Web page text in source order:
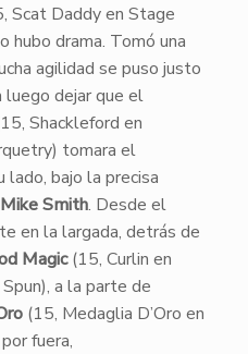
Scat Daddy en Stage
hubo drama. Tomó una
agilidad se puso justo
dejar que el
Shackleford en
tomara el
lado, bajo la precisa
Mike Smith. Desde el
en la largada, detrás de
Magic(15, Curlin en
a la parte de
(15, Medaglia D’Oro en
fuera,